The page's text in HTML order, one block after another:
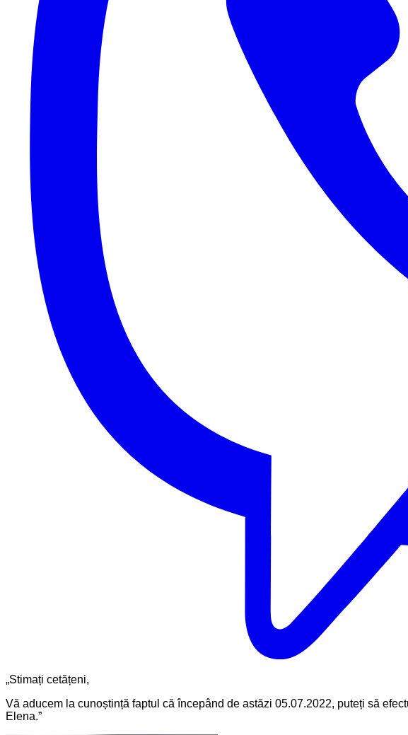
„Stimați cetățeni,
Vă aducem la cunoștință faptul că începând de astăzi 05.07.2022, puteți să
Elena.”